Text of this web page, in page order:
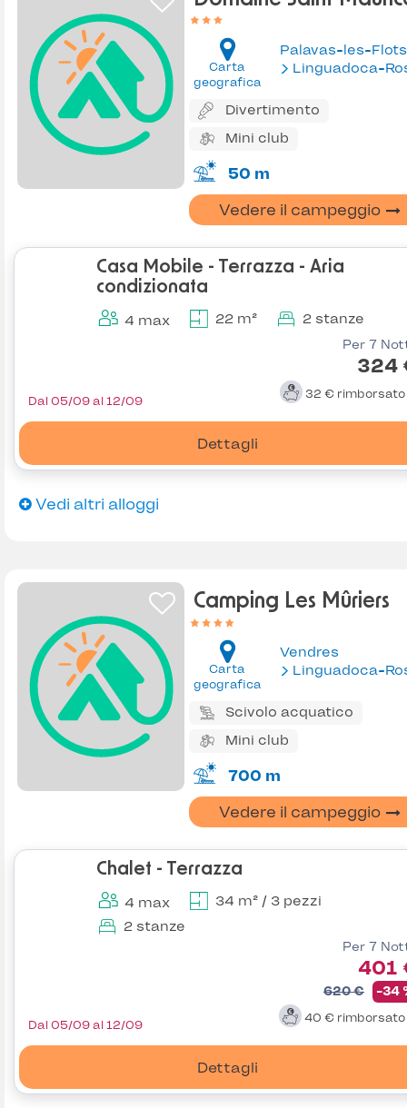
Carta
geografica
Palavas-les-Flots
Linguadoca-
Divertimento
Mini club
50 m
Vedere il campeggio
Casa Mobile - Terrazza - Aria
condizionata
4 max 22 m² 2 stanze
Per 7
324
32 € rimborsato
Dettagli
Dal 05/09 al 12/09
Vedi altri alloggi
Camping Les Mûriers
Carta
geografica
Vendres
Linguadoca-
Scivolo acquatico
Mini club
700 m
Vedere il campeggio
Chalet - Terrazza
4 max
34 m² / 3 pezzi
2 stanze
Per 7
401
620 € -34
40 € rimborsato
Dettagli
Dal 05/09 al 12/09